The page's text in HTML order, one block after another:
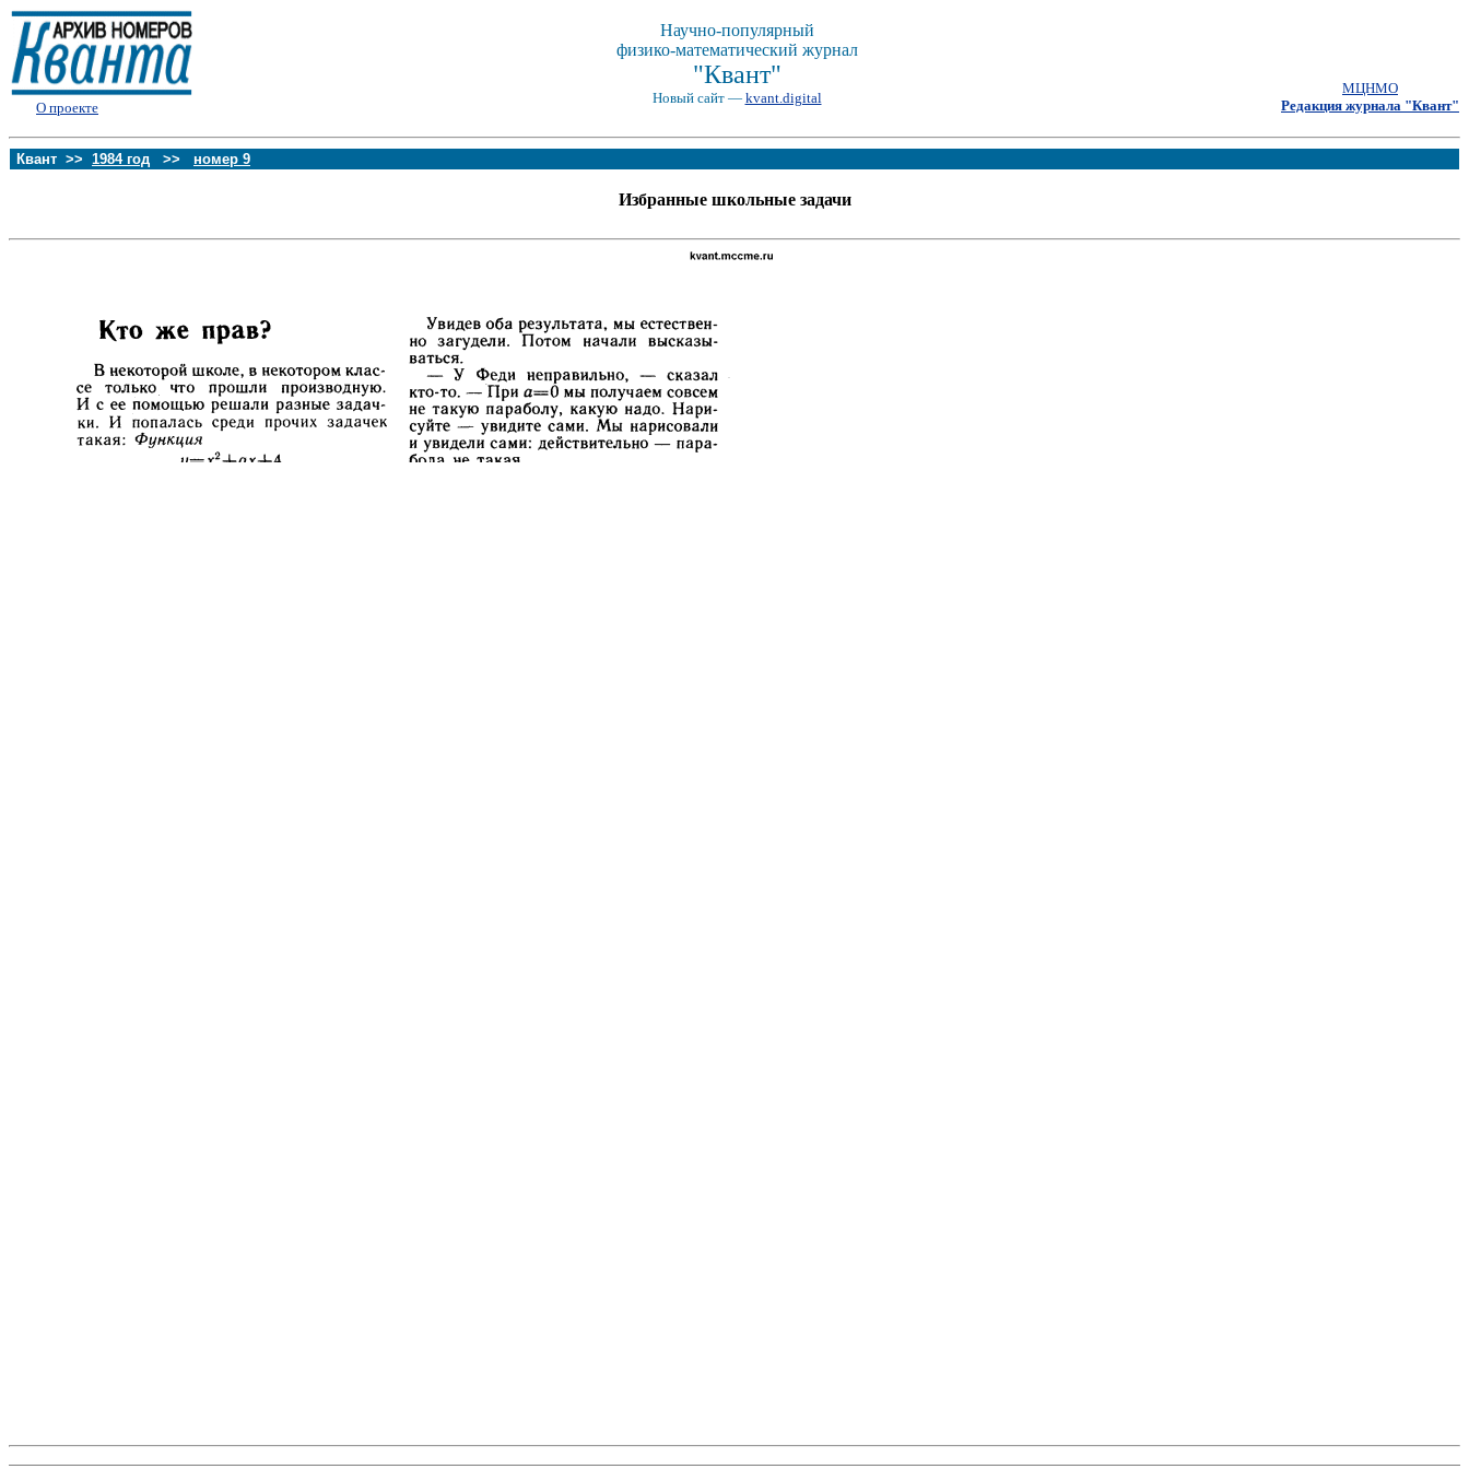
О проекте
Научно-популярный
физико-математический журнал
"Квант"
Новый сайт — kvant.digital
МЦНМО
Редакция журнала "Квант"
Квант >> 1984 год >> номер 9
Избранные школьные задачи